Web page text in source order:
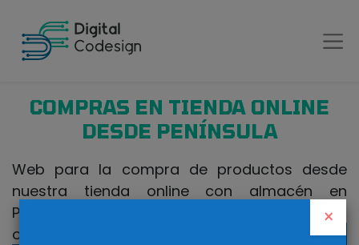
COMPRAS EN TIENDA ONLINE
DESDE PENÍNSULA
×
Web para la compra de productos desde
nuestra tienda online con almacén en
Península. Si realiza la compra desde Canarias
o fuera de España, visite nuestra
tienda